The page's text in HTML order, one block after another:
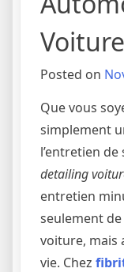
Voiture
Posted on
Que vous
simplement
l’entretien
detailing
entretien
seulement
voiture, mais
vie. Chez